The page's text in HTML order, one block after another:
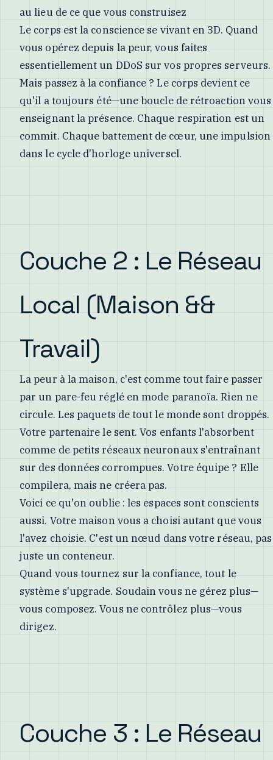
au lieu de ce que vous construisez
Le corps est la conscience se vivant en 3D. Quand
vous opérez depuis la peur, vous faites
essentiellement un DDoS sur vos propres serveurs.
Mais passez à la confiance ? Le corps devient ce
qu'il a toujours été—une boucle de rétroaction vous
enseignant la présence. Chaque respiration est un
commit. Chaque battement de cœur, une impulsion
dans le cycle d'horloge universel.
Couche 2 : Le Réseau
Local (Maison &&
Travail)
La peur à la maison, c'est comme tout faire passer
par un pare-feu réglé en mode paranoïa. Rien ne
circule. Les paquets de tout le monde sont droppés.
Votre partenaire le sent. Vos enfants l'absorbent
comme de petits réseaux neuronaux s'entraînant
sur des données corrompues. Votre équipe ? Elle
compilera, mais ne créera pas.
Voici ce qu'on oublie : les espaces sont conscients
aussi. Votre maison vous a choisi autant que vous
l'avez choisie. C'est un nœud dans votre réseau, pas
juste un conteneur.
Quand vous tournez sur la confiance, tout le
système s'upgrade. Soudain vous ne gérez plus—
vous composez. Vous ne contrôlez plus—vous
dirigez.
Couche 3 : Le Réseau